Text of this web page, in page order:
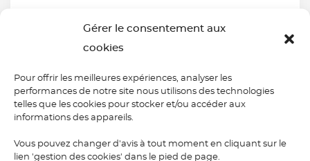
Gérer le consentement aux
cookies
Pour offrir les meilleures expériences, analyser les
performances de notre site nous utilisons des technologies
telles que les cookies pour stocker et/ou accéder aux
informations des appareils.
Vous pouvez changer d'avis à tout moment en cliquant sur le
lien 'gestion des cookies' dans le pied de page.
ALLEMAND/AMÉRICAIN/ANGLAIS /ASTUCES
/ESPAGNOL
Un compte professionnel de formation est un
dispositif créé en 2015 qui permet à tous les actifs
de financer leur formation.